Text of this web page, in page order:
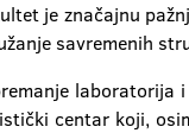
je značajnu
savremenih
centar koji,